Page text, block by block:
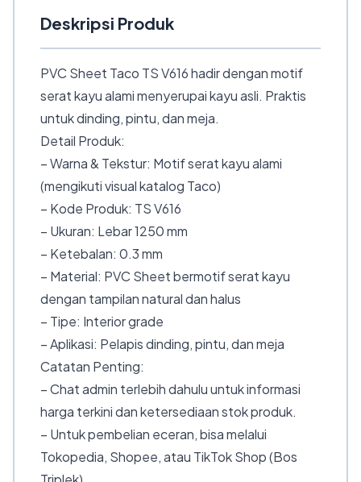
Deskripsi Produk
PVC Sheet Taco TS V616 hadir dengan motif
serat kayu alami menyerupai kayu asli. Praktis
untuk dinding, pintu, dan meja.
Detail Produk:
– Warna & Tekstur: Motif serat kayu alami
(mengikuti visual katalog Taco)
– Kode Produk: TS V616
– Ukuran: Lebar 1250 mm
– Ketebalan: 0.3 mm
– Material: PVC Sheet bermotif serat kayu
dengan tampilan natural dan halus
– Tipe: Interior grade
– Aplikasi: Pelapis dinding, pintu, dan meja
Catatan Penting:
– Chat admin terlebih dahulu untuk informasi
harga terkini dan ketersediaan stok produk.
– Untuk pembelian eceran, bisa melalui
Tokopedia, Shopee, atau TikTok Shop (Bos